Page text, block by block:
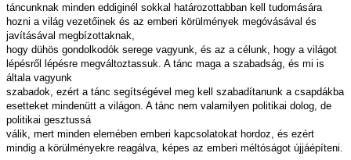
táncunknak minden eddiginél sokkal határozottabban kell tudomására
hozni a világ vezetőinek és az emberi körülmények megóvásával és
javításával megbízottaknak,
hogy dühös gondolkodók serege vagyunk, és az a célunk, hogy a világot
lépésről lépésre megváltoztassuk. A tánc maga a szabadság, és mi is
általa vagyunk
szabadok, ezért a tánc segítségével meg kell szabadítanunk a csapdákba
esetteket mindenütt a világon. A tánc nem valamilyen politikai dolog, de
politikai gesztussá
válik, mert minden elemében emberi kapcsolatokat hordoz, és ezért
mindig a körülményekre reagálva, képes az emberi méltóságot újjáépíteni.